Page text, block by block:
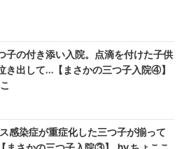
子の付き添い入院。点滴を付けた子供
き出して…【まさかの三つ子入院④】
感染症が重症化した三つ子が揃って